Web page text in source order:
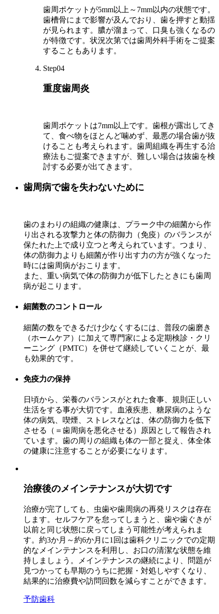
歯周ポケットが5mm以上～7mm以内の状態です。
歯槽骨にまで影響が及んでおり、歯を押すと動揺
が見られます。膿が溜まって、口臭も強くなるの
が特徴です。状況次第では歯周外科手術をご提案
することもあります。
Step04
重度歯周炎
歯周ポケットは7mm以上です。歯根が露出してき
て、食べ物をほとんど噛めず、最悪の場合歯が抜
けることも考えられます。歯周組織を再生する治
療法もご提案できますが、難しい場合は抜歯を検
討する必要が出てきます。
歯周病で歯を失わないために
歯のまわりの組織の健康は、プラーク中の細菌から作
り出される攻撃力と体の防御力（免疫）のバランスが
保たれた上で成り立つと考えられています。つまり、
体の防御力よりも細菌が作り出す力の方が強くなった
時には歯周病がおこります。
また、重い病気で体の防御力が低下したときにも歯周
病が起こります。
細菌数のコントロール
細菌の数をできるだけ少なくするには、普段の歯磨き
（ホームケア）に加えて専門家による定期検診・クリ
ーニング（PMTC）を併せて継続していくことが、最
も効果的です。
免疫力の保持
日頃から、栄養のバランスがとれた食事、規則正しい
生活をする事が大切です。血液疾患、糖尿病のような
体の病気、喫煙、ストレスなどは、体の防御力を低下
させる（＝歯周病を悪化させる）原因として報告され
ています。歯の周りの組織も体の一部と捉え、体全体
の健康に注意することが必要になります。
治療後のメインテナンスが大切です
治療が完了しても、虫歯や歯周病の再発リスクは存在
します。セルフケアを怠ってしまうと、歯や歯ぐきが
以前と同じ状態に戻ってしまう可能性が考えられま
す。約3か月～約6か月に1回は歯科クリニックでの定期
的なメインテナンスを利用し、お口の清潔な状態を維
持しましょう。メインテナンスの継続により、問題が
見つかっても早期のうちに把握・対処しやすくなり、
結果的に治療費や訪問回数を減らすことができます。
予防歯科